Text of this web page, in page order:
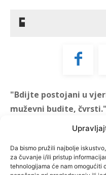
Da bismo pružili najbolje
za čuvanje i/ili pristup
tehnologijama će nam omogućiti
"Bdijte postojani u
muževni budite, čvrsti."
"Muževni budite" prvi je
hrvatski portal za katoličke
muškarce koji pokušava